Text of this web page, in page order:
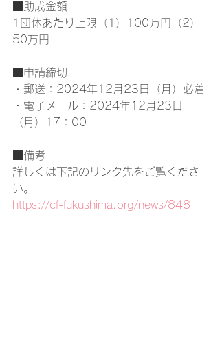
■助成金額
1団体あたり上限（1）100万円（2）
50万円
■申請締切
・郵送：2024年12月23日（月）必着
・電子メール：2024年12月23日
（月）17：00
■備考
詳しくは下記のリンク先をご覧くださ
い。
https://cf-fukushima.org/news/848